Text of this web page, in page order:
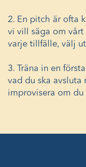
2. En pitch är ofta
vi vill säga om
varje tillfälle, välj
3. Träna in en
vad du ska avsluta
improvisera om du